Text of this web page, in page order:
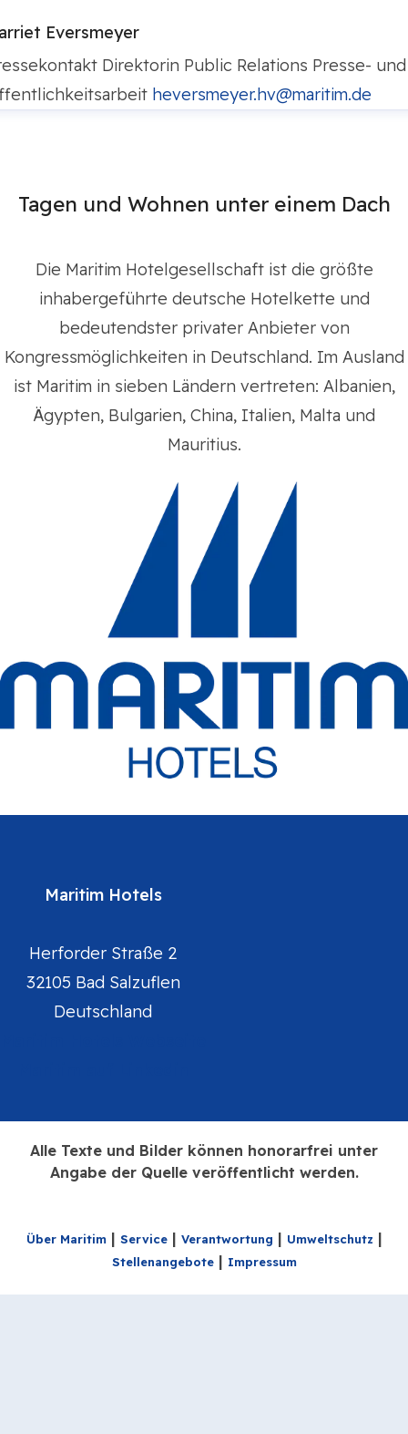
Eversmeyer
Direktorin Public Relations Presse- und
heversmeyer.hv@maritim.de
Tagen und Wohnen unter einem Dach
Die Maritim Hotelgesellschaft ist die größte
inhabergeführte deutsche Hotelkette und
bedeutendster privater Anbieter von
Kongressmöglichkeiten in Deutschland. Im Ausland
ist Maritim in sieben Ländern vertreten: Albanien,
Ägypten, Bulgarien, China, Italien, Malta und
Mauritius.
Maritim Hotels
Herforder Straße 2
32105 Bad Salzuflen
Deutschland